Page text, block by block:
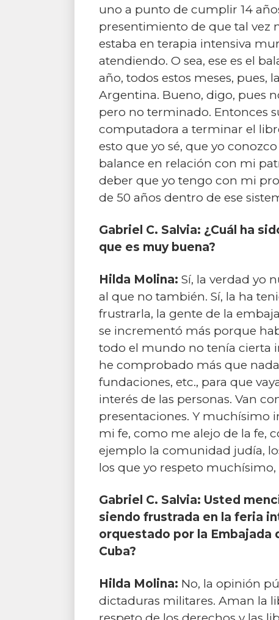
uno a punto de cumplir 14
presentimiento de que tal vez
estaba en terapia intensiva
atendiendo. O sea, ese es el
año, todos estos meses,
Argentina. Bueno, digo, pues
pero no terminado. Entonces
computadora a terminar el
esto que yo sé, que yo
balance en relación con mi
deber que yo tengo con mi
de 50 años dentro de ese
Gabriel C. Salvia: ¿Cuál ha
que es muy buena?
Hilda Molina: Sí, la verdad yo
al que no también. Sí, la ha
frustrarla, la gente de la
se incrementó más porque
todo el mundo no tenía cierta
he comprobado más que
fundaciones, etc., para que
interés de las personas. Van
presentaciones. Y muchísimo
mi fe, como me alejo de la fe,
ejemplo la comunidad judía,
los que yo respeto
Gabriel C. Salvia: Usted
siendo frustrada en la feria
orquestado por la Embajada
Cuba?
Hilda Molina: No, la opinión
dictaduras militares. Aman la